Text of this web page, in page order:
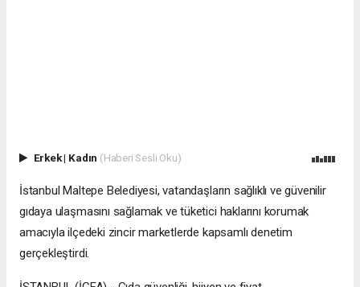
Erkek| Kadın (Haberi Sesli Oku)
İstanbul Maltepe Belediyesi, vatandaşların sağlıklı ve güvenilir
gıdaya ulaşmasını sağlamak ve tüketici haklarını korumak
amacıyla ilçedeki zincir marketlerde kapsamlı denetim
gerçekleştirdi.